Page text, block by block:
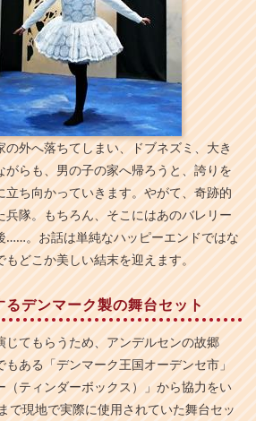
外へ落ちてしまい、ドブネズミ、大き
らも、男の子の家へ帰ろうと、誇りを
立ち向かっていきます。やがて、奇跡的
兵隊。もちろん、そこにはあのバレリー
……。お話は単純なハッピーエンドではな
どこか美しい結末を迎えます。
デンマーク製の舞台セット
じてもらうため、アンデルセンの故郷
ある「デンマーク王国オーデンセ市」
（ティンダーボックス）」から協力をい
で現地で実際に使用されていた舞台セッ